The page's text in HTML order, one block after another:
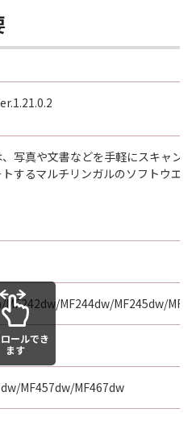
または販売店がかかる
らされていた場合でも
関連会社、それらの販
いずれも、「本ソフト
フトウェア」の使用に
様と第三者との間に生
ても、一切責任を負わ
が、『同意』を示す下
た時点、または「本ソ
ールした時点で発効
より終了されるまで有
トウェア」およびその
および消去することによ
ることができます。
いずれかの条項に違反
ちに終了します。
写真や文書などを手軽にスキャン
するマルチリンガルのソフトウエ
MF242dw/MF244dw/MF245dw/
MF457dw/MF467dw
ールでき
ます